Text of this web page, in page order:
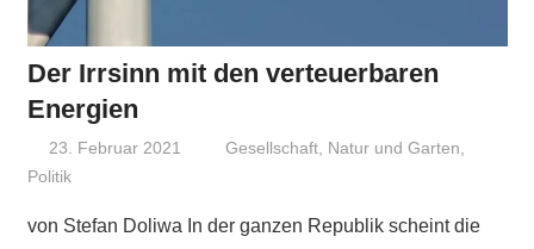
Der Irrsinn mit den verteuerbaren
Energien
23. Februar 2021 Niki Vogt
Gesellschaft, Natur und Garten,
Politik
von Stefan Doliwa In der ganzen Republik scheint die